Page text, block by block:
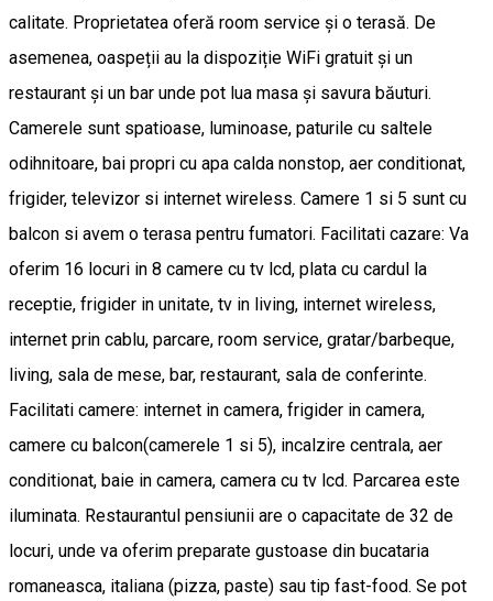
calitate. Proprietatea oferă room service şi o terasă. De
asemenea, oaspeții au la dispoziție WiFi gratuit și un
restaurant și un bar unde pot lua masa și savura băuturi.
Camerele sunt spatioase, luminoase, paturile cu saltele
odihnitoare, bai propri cu apa calda nonstop, aer conditionat,
frigider, televizor si internet wireless. Camere 1 si 5 sunt cu
balcon si avem o terasa pentru fumatori. Facilitati cazare: Va
oferim 16 locuri in 8 camere cu tv lcd, plata cu cardul la
receptie, frigider in unitate, tv in living, internet wireless,
internet prin cablu, parcare, room service, gratar/barbeque,
living, sala de mese, bar, restaurant, sala de conferinte.
Facilitati camere: internet in camera, frigider in camera,
camere cu balcon(camerele 1 si 5), incalzire centrala, aer
conditionat, baie in camera, camera cu tv lcd. Parcarea este
iluminata. Restaurantul pensiunii are o capacitate de 32 de
locuri, unde va oferim preparate gustoase din bucataria
romaneasca, italiana (pizza, paste) sau tip fast-food. Se pot